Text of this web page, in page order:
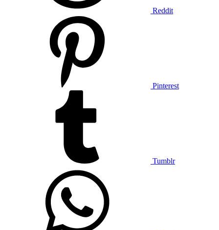
Reddit
Pinterest
Tumblr